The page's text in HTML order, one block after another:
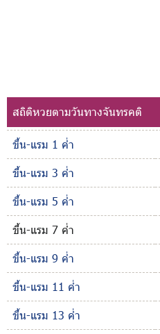
สถิติหวยตามวันทางจันทรคติ
ขึ้น-แรม 1 ค่ำ
ขึ้น-แรม 3 ค่ำ
ขึ้น-แรม 5 ค่ำ
ขึ้น-แรม 7 ค่ำ
ขึ้น-แรม 9 ค่ำ
ขึ้น-แรม 11 ค่ำ
ขึ้น-แรม 13 ค่ำ